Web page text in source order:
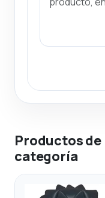
Productos de
categoría